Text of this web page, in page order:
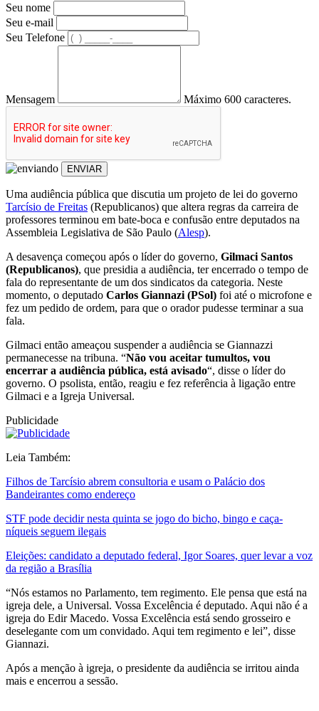
Seu nome
Seu e-mail
Seu Telefone
Mensagem Máximo 600 caracteres.
ENVIAR
Uma audiência pública que discutia um projeto de lei do governo
Tarcísio de Freitas (Republicanos) que altera regras da carreira de
professores terminou em bate-boca e confusão entre deputados na
Assembleia Legislativa de São Paulo (Alesp).
A desavença começou após o líder do governo, Gilmaci Santos
(Republicanos), que presidia a audiência, ter encerrado o tempo de
fala do representante de um dos sindicatos da categoria. Neste
momento, o deputado Carlos Giannazi (PSol) foi até o microfone e
fez um pedido de ordem, para que o orador pudesse terminar a sua
fala.
Gilmaci então ameaçou suspender a audiência se Giannazzi
permanecesse na tribuna. “Não vou aceitar tumultos, vou
encerrar a audiência pública, está avisado“, disse o líder do
governo. O psolista, então, reagiu e fez referência à ligação entre
Gilmaci e a Igreja Universal.
Publicidade
Leia Também:
Filhos de Tarcísio abrem consultoria e usam o Palácio dos
Bandeirantes como endereço
STF pode decidir nesta quinta se jogo do bicho, bingo e caça-
níqueis seguem ilegais
Eleições: candidato a deputado federal, Igor Soares, quer levar a voz
da região a Brasília
“Nós estamos no Parlamento, tem regimento. Ele pensa que está na
igreja dele, a Universal. Vossa Excelência é deputado. Aqui não é a
igreja do Edir Macedo. Vossa Excelência está sendo grosseiro e
deselegante com um convidado. Aqui tem regimento e lei”, disse
Giannazi.
Após a menção à igreja, o presidente da audiência se irritou ainda
mais e encerrou a sessão.